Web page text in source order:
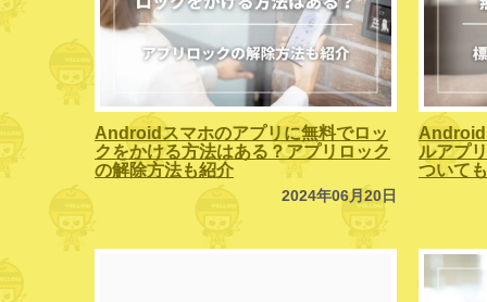
Androidスマホのアプリに無料でロッ
クをかける方法はある？アプリロック
の解除方法も紹介
2024年06月20日
Android
ルアプ
ついて